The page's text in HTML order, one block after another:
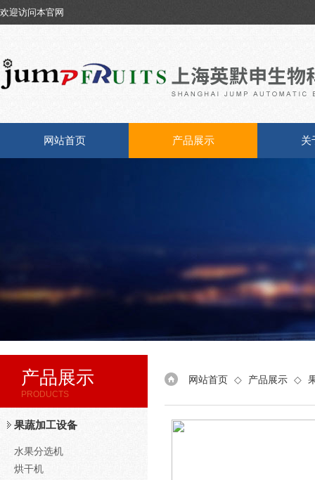
欢迎访问本官网
网站首页 产品展示 关
产品展示
PRODUCTS
果蔬加工设备
水果分选机
烘干机
网站首页 ◇ 产品展示 ◇